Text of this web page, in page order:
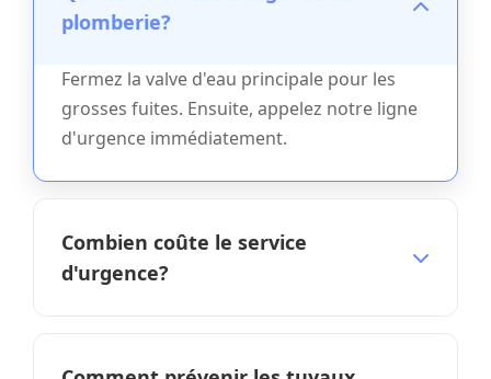
plomberie?
Fermez la valve d'eau principale pour les
grosses fuites. Ensuite, appelez notre ligne
d'urgence immédiatement.
Combien coûte le service
d'urgence?